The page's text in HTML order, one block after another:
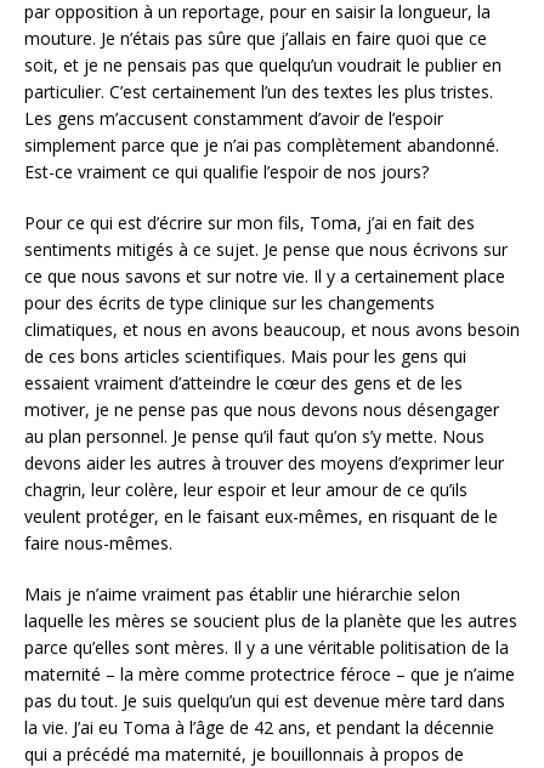
par opposition à un reportage, pour en saisir la longueur, la
mouture. Je n’étais pas sûre que j’allais en faire quoi que ce
soit, et je ne pensais pas que quelqu’un voudrait le publier en
particulier. C’est certainement l’un des textes les plus tristes.
Les gens m’accusent constamment d’avoir de l’espoir
simplement parce que je n’ai pas complètement abandonné.
Est-ce vraiment ce qui qualifie l’espoir de nos jours?
Pour ce qui est d’écrire sur mon fils, Toma, j’ai en fait des
sentiments mitigés à ce sujet. Je pense que nous écrivons sur
ce que nous savons et sur notre vie. Il y a certainement place
pour des écrits de type clinique sur les changements
climatiques, et nous en avons beaucoup, et nous avons besoin
de ces bons articles scientifiques. Mais pour les gens qui
essaient vraiment d’atteindre le cœur des gens et de les
motiver, je ne pense pas que nous devons nous désengager
au plan personnel. Je pense qu’il faut qu’on s’y mette. Nous
devons aider les autres à trouver des moyens d’exprimer leur
chagrin, leur colère, leur espoir et leur amour de ce qu’ils
veulent protéger, en le faisant eux-mêmes, en risquant de le
faire nous-mêmes.
Mais je n’aime vraiment pas établir une hiérarchie selon
laquelle les mères se soucient plus de la planète que les autres
parce qu’elles sont mères. Il y a une véritable politisation de la
maternité – la mère comme protectrice féroce – que je n’aime
pas du tout. Je suis quelqu’un qui est devenue mère tard dans
la vie. J’ai eu Toma à l’âge de 42 ans, et pendant la décennie
qui a précédé ma maternité, je bouillonnais à propos de